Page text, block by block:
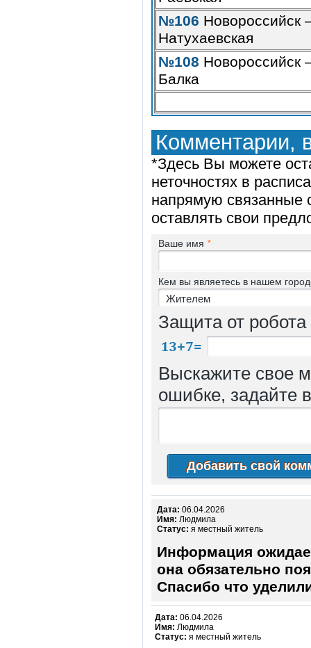
№106 Новороссийск
Натухаевская
№108 Новороссийск
Балка
Комментарии,
*Здесь Вы можете
неточностях в
напрямую связанные
оставлять свои
Ваше имя *
Кем вы являетесь в нашем
Защита от робота
Выскажите свое
ошибке, задайте
Дата: 06.04.2026
Имя: Людмила
Статус: я местный житель
Информация
она обязательно
Спасибо что
Дата: 06.04.2026
Имя: Людмила
Статус: я местный житель